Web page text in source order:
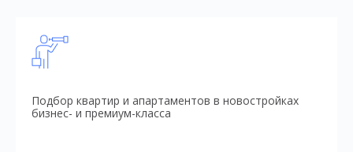
Подбор квартир и апартаментов в новостройках
бизнес- и премиум-класса